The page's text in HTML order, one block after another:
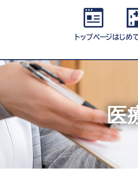
トップページはじめ
医